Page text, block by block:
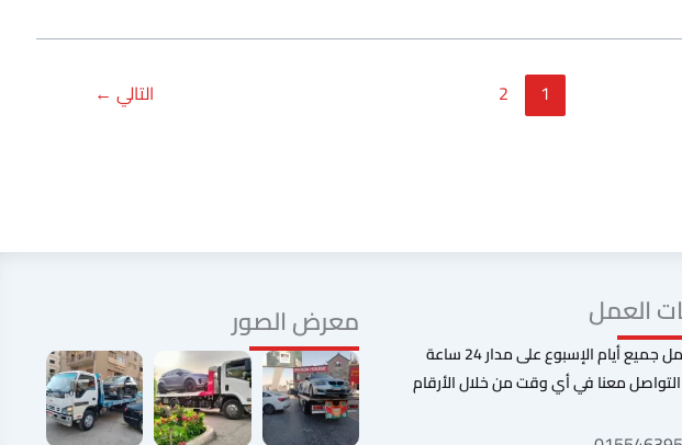
1
2 التالي ←
العمل
نحن نعمل جميع أيام الإسبوع على مدار 24 ساعة
معنا في أي وقت من خلال الأرقام
معرض الصور